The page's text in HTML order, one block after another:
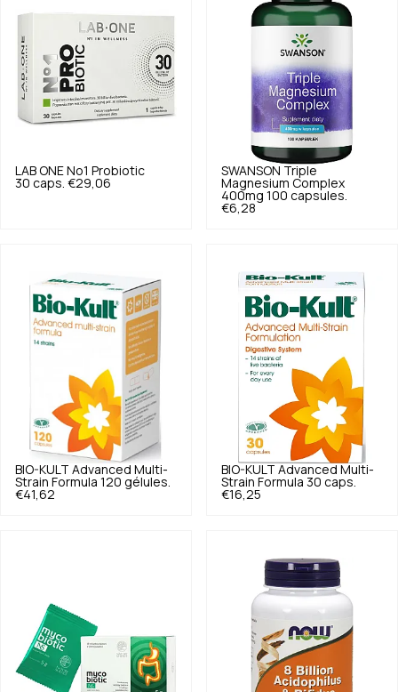
LAB ONE No1 Probiotic
30 caps. €29,06
SWANSON Triple
Magnesium Complex
400mg 100 capsules.
€6,28
BIO-KULT Advanced Multi-
Strain Formula 120 gélules.
€41,62
BIO-KULT Advanced Multi-
Strain Formula 30 caps.
€16,25